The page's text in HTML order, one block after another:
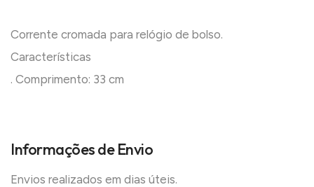
Corrente cromada para relógio de bolso.
Características
. Comprimento: 33 cm
Informações de Envio
Envios realizados em dias úteis.